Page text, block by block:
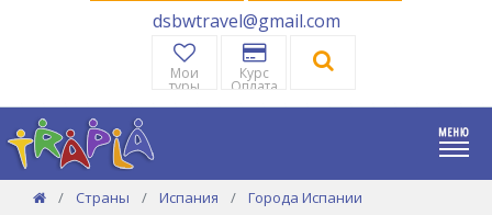
dsbwtravel@gmail.com
Мои
туры
Курс
Оплата
Страны Испания
Города Испании